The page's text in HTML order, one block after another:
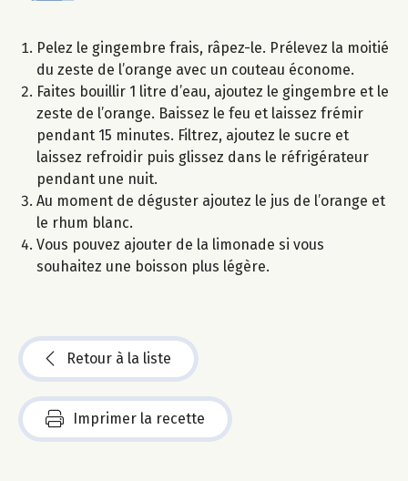
Pelez le gingembre frais, râpez-le. Prélevez la moitié
du zeste de l’orange avec un couteau économe.
Faites bouillir 1 litre d’eau, ajoutez le gingembre et le
zeste de l’orange. Baissez le feu et laissez frémir
pendant 15 minutes. Filtrez, ajoutez le sucre et
laissez refroidir puis glissez dans le réfrigérateur
pendant une nuit.
Au moment de déguster ajoutez le jus de l’orange et
le rhum blanc.
Vous pouvez ajouter de la limonade si vous
souhaitez une boisson plus légère.
Retour à la liste
Imprimer la recette